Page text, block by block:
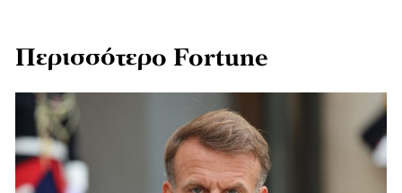
Περισσότερο Fortune